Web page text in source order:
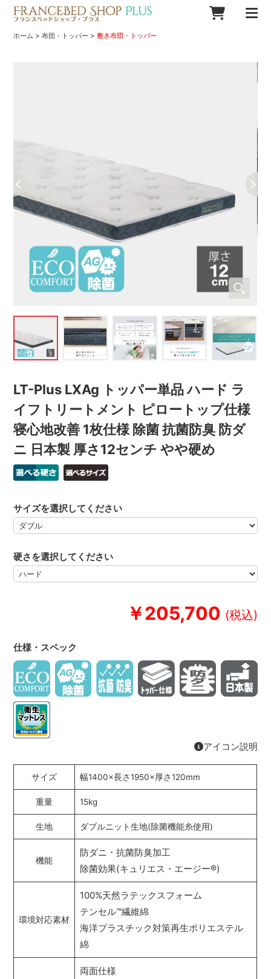
ホーム >布団・トッパー >敷き布団・トッパー
LT-Plus LXAg トッパー単品 ハード ラ
イフトリートメント ピロートップ仕様
寝心地改善 1枚仕様 除菌 抗菌防臭 防ダ
ニ 日本製 厚さ12センチ やや硬め
￥205,700
サイズを選択してください
硬さを選択してください
仕様・スペック
アイコン説明
サイズ 幅1400×長さ1950×厚さ120mm
重量 15kg
生地 ダブルニット生地(除菌機能糸使用)
機能
防ダニ・抗菌防臭加工
除菌効果(キュリエス・エージー®)
環境対応素材
100%天然ラテックスフォーム
テンセル™繊維綿
海洋プラスチック対策再生ポリエステル
綿
両面仕様